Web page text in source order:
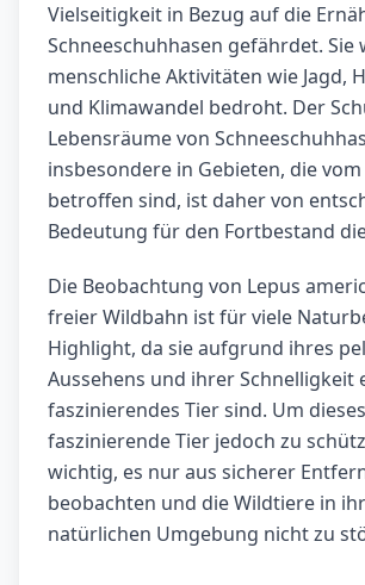
Vielseitigkeit in Bezug auf die
Schneeschuhhasen gefährdet. Sie
menschliche Aktivitäten wie Jagd,
und Klimawandel bedroht. Der
Lebensräume von
insbesondere in Gebieten, die
betroffen sind, ist daher von
Bedeutung für den Fortbestand
Die Beobachtung von Lepus
freier Wildbahn ist für viele
Highlight, da sie aufgrund ihres
Aussehens und ihrer Schnelligkeit
faszinierendes Tier sind. Um dieses
faszinierende Tier jedoch zu
wichtig, es nur aus sicherer
beobachten und die Wildtiere in
natürlichen Umgebung nicht zu